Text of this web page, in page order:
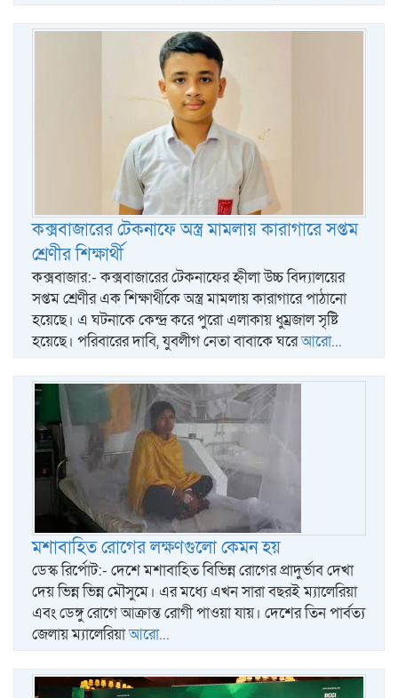
কক্সবাজারের টেকনাফে অস্ত্র মামলায় কারাগারে সপ্তম
শ্রেণীর শিক্ষার্থী
কক্সবাজার:- কক্সবাজারের টেকনাফের হ্নীলা উচ্চ ‍বিদ্যালয়ের
সপ্তম শ্রেণীর এক শিক্ষার্থীকে অস্ত্র মামলায় কারাগারে পাঠানো
হয়েছে। এ ঘটনাকে কেন্দ্র করে পুরো এলাকায় ধুম্রজাল সৃষ্টি
হয়েছে। পরিবারের দাবি, যুবলীগ নেতা বাবাকে ঘরেআরো...
মশাবাহিত রোগের লক্ষণগুলো কেমন হয়
ডেস্ক রির্পোট:- দেশে মশাবাহিত বিভিন্ন রোগের প্রাদুর্ভাব দেখা
দেয় ভিন্ন ভিন্ন মৌসুমে। এর মধ্যে এখন সারা বছরই ম্যালেরিয়া
এবং ডেঙ্গু রোগে আক্রান্ত রোগী পাওয়া যায়। দেশের তিন পার্বত্য
জেলায় ম্যালেরিয়াআরো...